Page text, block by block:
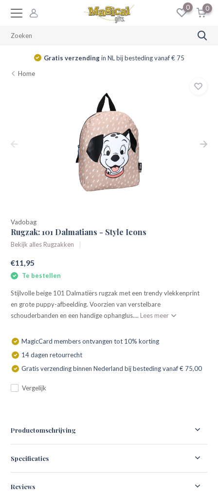
0 0
Gratis verzendingin NL bij besteding vanaf € 75
Home
Vadobag
Rugzak: 101 Dalmatians - Style Icons
Bekijk alles Rugzakken
€11,95
Te bestellen
Stijlvolle beige 101 Dalmatiërs rugzak met een trendy vlekkenprint
en grote puppy-afbeelding. Voorzien van verstelbare
schouderbanden en een handige ophanglus.... Lees meer
MagicCard members ontvangen tot 10% korting
14 dagen retourrecht
Gratis verzending binnen Nederland bij besteding vanaf € 75,00
Vergelijk
Productomschrijving
Specificaties
Reviews